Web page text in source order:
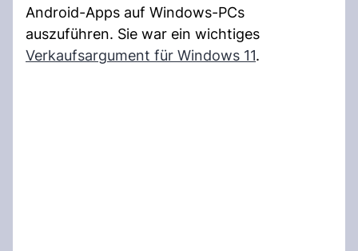
Android-Apps auf Windows-PCs
auszuführen. Sie war ein wichtiges
Verkaufsargument für Windows 11.